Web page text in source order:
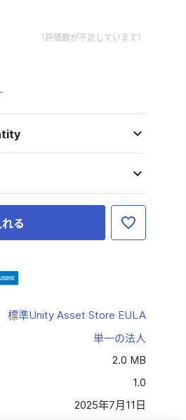
（評価数が不足しています）
る
標準Unity Asset Store EULA
単一の法人
2.0 MB
1.0
2025年7月11日